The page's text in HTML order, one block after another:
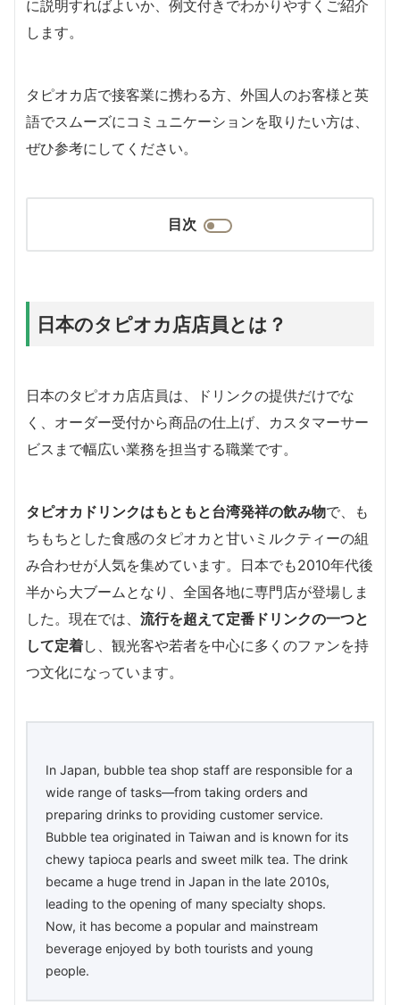
に説明すればよいか、例文付きでわかりやすくご紹介
します。
タピオカ店で接客業に携わる方、外国人のお客様と英
語でスムーズにコミュニケーションを取りたい方は、
ぜひ参考にしてください。
目次
日本のタピオカ店店員とは？
日本のタピオカ店店員は、ドリンクの提供だけでな
く、オーダー受付から商品の仕上げ、カスタマーサー
ビスまで幅広い業務を担当する職業です。
タピオカドリンクはもともと台湾発祥の飲み物で、も
ちもちとした食感のタピオカと甘いミルクティーの組
み合わせが人気を集めています。日本でも2010年代後
半から大ブームとなり、全国各地に専門店が登場しま
した。現在では、 流行を超えて定番ドリンクの一つと
して定着し、観光客や若者を中心に多くのファンを持
つ文化になっています。
In Japan, bubble tea shop staff are responsible for a
wide range of tasks—from taking orders and
preparing drinks to providing customer service.
Bubble tea originated in Taiwan and is known for its
chewy tapioca pearls and sweet milk tea. The drink
became a huge trend in Japan in the late 2010s,
leading to the opening of many specialty shops.
Now, it has become a popular and mainstream
beverage enjoyed by both tourists and young
people.